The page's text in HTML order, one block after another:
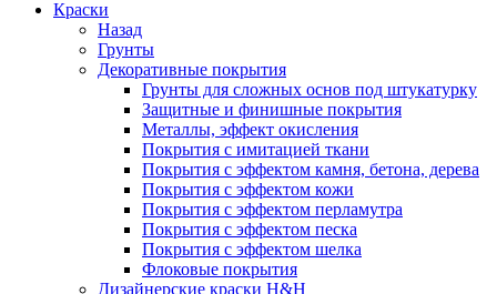
Краски
Назад
Грунты
Декоративные покрытия
Грунты для сложных основ под штукатурку
Защитные и финишные покрытия
Металлы, эффект окисления
Покрытия с имитацией ткани
Покрытия с эффектом камня, бетона, дерева
Покрытия с эффектом кожи
Покрытия с эффектом перламутра
Покрытия с эффектом песка
Покрытия с эффектом шелка
Флоковые покрытия
Дизайнерские краски H&H